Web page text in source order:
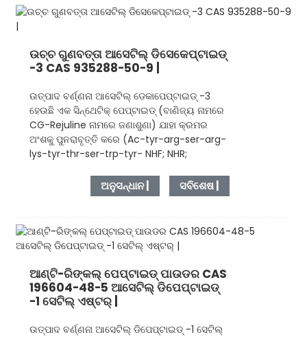
ଉଚ୍ଚ ଗୁଣବତ୍ତା ଆସେଟିଲ୍ ଡିସେକେପ୍ଟାଇଡ୍
-3 CAS 935288-50-9 |
ଉତ୍ପାଦ ବର୍ଣ୍ଣନା ଆସେଟିଲ୍ ଡେକାପେପ୍ଟାଇଡ୍ -3
ହେଉଛି ଏକ ସିନ୍ଥେଟିକ୍ ପେପ୍ଟାଇଡ୍ (ବାଣିଜ୍ୟ ନାମରେ
CG-Rejuline ନାମରେ ଜଣାଶୁଣା) ଯାହା କ୍ରମର
ଅଂଶକୁ ପୁନରାବୃତ୍ତି କରେ (Ac-tyr-arg-ser-arg-
lys-tyr-thr-ser-trp-tyr- NHF; NHR;
ଅନୁସନ୍ଧାନ | ସବିଶେଷ |
ଆଣ୍ଟି-ରିଙ୍କଲ୍ ପେପ୍ଟାଇଡ୍ ପାଉଡର CAS
196604-48-5 ଆସେଟିଲ୍ ଡିପେପ୍ଟାଇଡ୍
-1 ସେଟିଲ୍ ଏଷ୍ଟର୍ |
ଉତ୍ପାଦ ବର୍ଣ୍ଣନା ଆସେଟିଲ୍ ଡିପେପ୍ଟାଇଡ୍ -1 ସେଟିଲ୍